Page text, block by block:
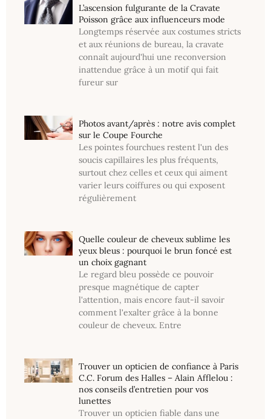
L’ascension fulgurante de la Cravate
Poisson grâce aux influenceurs mode
Longtemps réservée aux costumes stricts
et aux réunions de bureau, la cravate
connaît aujourd'hui une reconversion
inattendue grâce à un motif qui fait
fureur sur
Photos avant/après : notre avis complet
sur le Coupe Fourche
Les pointes fourchues restent l'un des
soucis capillaires les plus fréquents,
surtout chez celles et ceux qui aiment
varier leurs coiffures ou qui exposent
régulièrement
Quelle couleur de cheveux sublime les
yeux bleus : pourquoi le brun foncé est
un choix gagnant
Le regard bleu possède ce pouvoir
presque magnétique de capter
l'attention, mais encore faut-il savoir
comment l'exalter grâce à la bonne
couleur de cheveux. Entre
Trouver un opticien de confiance à Paris
C.C. Forum des Halles – Alain Afflelou :
nos conseils d’entretien pour vos
lunettes
Trouver un opticien fiable dans une